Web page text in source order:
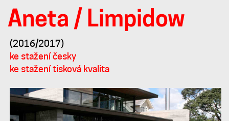
Aneta / Limpidow
(2016/2017)
ke stažení česky
ke stažení tisková kvalita